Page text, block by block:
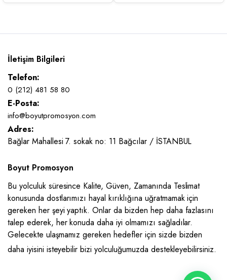
İletişim Bilgileri
Telefon:
0 (212) 481 58 80
E-Posta:
info@boyutpromosyon.com
Adres:
Bağlar Mahallesi 7. sokak no: 11 Bağcılar / İSTANBUL
Boyut Promosyon
Bu yolculuk süresince Kalite, Güven, Zamanında Teslimat
konusunda dostlarımızı hayal kırıklığına uğratmamak için
gereken her şeyi yaptık. Onlar da bizden hep daha fazlasını
talep ederek, her konuda daha iyi olmamızı sağladılar.
Gelecekte ulaşmamız gereken hedefler için sizde bizden
daha iyisini isteyebilir bizi yolculuğumuzda destekleyebilirsiniz.